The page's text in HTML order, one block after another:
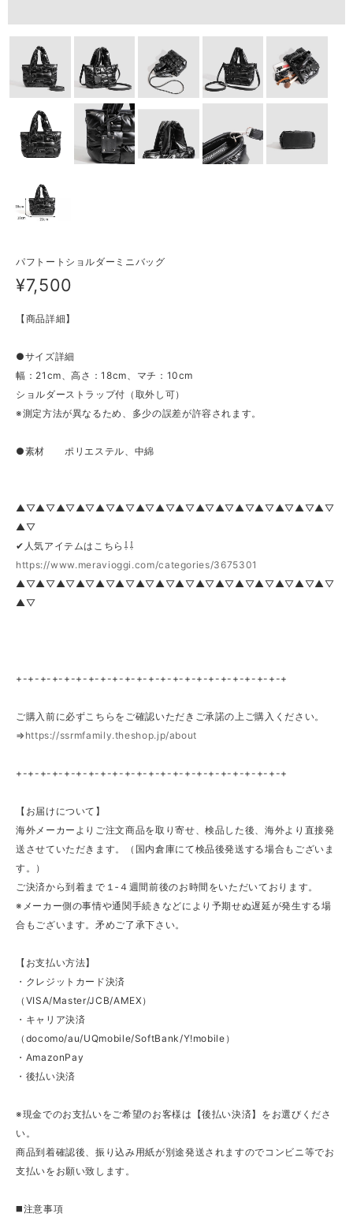
パフトートショルダーミニバッグ
¥7,500
【商品詳細】
●サイズ詳細
幅：21cm、高さ：18cm、マチ：10cm
ショルダーストラップ付（取外し可）
※測定方法が異なるため、多少の誤差が許容されます。
●素材 ポリエステル、中綿
▲▽▲▽▲▽▲▽▲▽▲▽▲▽▲▽▲▽▲▽▲▽▲▽▲▽▲▽▲▽▲▽
▲▽
✔人気アイテムはこちら⇩⇩
https://www.meravioggi.com/categories/3675301
▲▽▲▽▲▽▲▽▲▽▲▽▲▽▲▽▲▽▲▽▲▽▲▽▲▽▲▽▲▽▲▽
▲▽
+-+-+-+-+-+-+-+-+-+-+-+-+-+-+-+-+-+-+-+-+-+-+
ご購入前に必ずこちらをご確認いただきご承諾の上ご購入ください。
⇒ https://ssrmfamily.theshop.jp/about
+-+-+-+-+-+-+-+-+-+-+-+-+-+-+-+-+-+-+-+-+-+-+
【お届けについて】
海外メーカーよりご注文商品を取り寄せ、検品した後、海外より直接発
送させていただきます。（国内倉庫にて検品後発送する場合もございま
す。）
ご決済から到着まで１‐４週間前後のお時間をいただいております。
※メーカー側の事情や通関手続きなどにより予期せぬ遅延が発生する場
合もございます。矛めご了承下さい。
【お支払い方法】
・クレジットカード決済
（VISA/Master/JCB/AMEX）
・キャリア決済
（docomo/au/UQmobile/SoftBank/Y!mobile）
・AmazonPay
・後払い決済
※現金でのお支払いをご希望のお客様は【後払い決済】をお選びくださ
い。
商品到着確認後、振り込み用紙が別途発送されますのでコンビニ等でお
支払いをお願い致します。
◼️注意事項